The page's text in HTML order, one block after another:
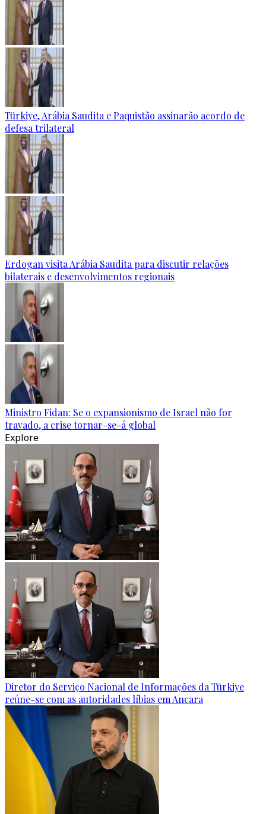
Türkiye, Arábia Saudita e Paquistão assinarão acordo de
defesa trilateral
Erdogan visita Arábia Saudita para discutir relações
bilaterais e desenvolvimentos regionais
Ministro Fidan: Se o expansionismo de Israel não for
travado, a crise tornar-se-á global
Explore
Diretor do Serviço Nacional de Informações da Türkiye
reúne-se com as autoridades líbias em Ancara